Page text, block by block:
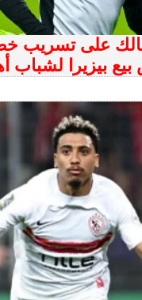
على تسريب
بيزيرا لشباب